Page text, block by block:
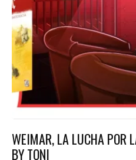
WEIMAR, LA LUCHA POR
BY TONI